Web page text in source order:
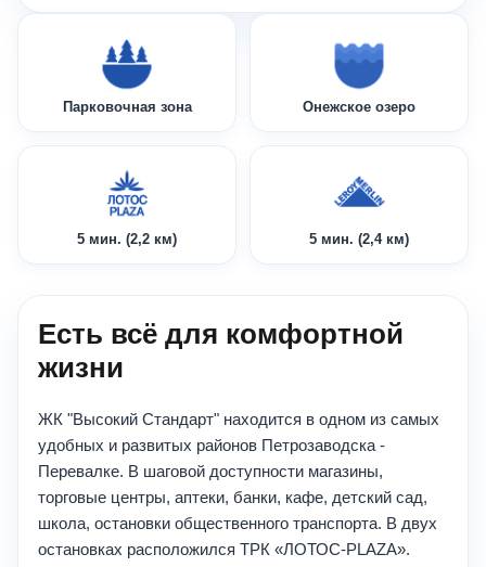
Парковочная зона Онежское озеро
5 мин. (2,2 км) 5 мин. (2,4 км)
Есть всё для комфортной
жизни
ЖК "Высокий Стандарт" находится в одном из самых
удобных и развитых районов Петрозаводска -
Перевалке. В шаговой доступности магазины,
торговые центры, аптеки, банки, кафе, детский сад,
школа, остановки общественного транспорта. В двух
остановках расположился ТРК «ЛОТОС-PLAZA».